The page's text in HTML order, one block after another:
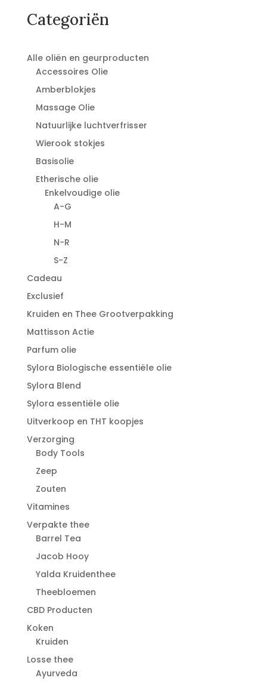
€42,95.€12,95.
Categoriën
Alle oliën en geurproducten
Accessoires Olie
Amberblokjes
Massage Olie
Natuurlijke luchtverfrisser
Wierook stokjes
Basisolie
Etherische olie
Enkelvoudige olie
A-G
H-M
N-R
S-Z
Cadeau
Exclusief
Kruiden en Thee Grootverpakking
Mattisson Actie
Parfum olie
Sylora Biologische essentiële olie
Sylora Blend
Sylora essentiële olie
Uitverkoop en THT koopjes
Verzorging
Body Tools
Zeep
Zouten
Vitamines
Verpakte thee
Barrel Tea
Jacob Hooy
Yalda Kruidenthee
Theebloemen
CBD Producten
Koken
Kruiden
Losse thee
Ayurveda